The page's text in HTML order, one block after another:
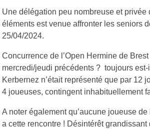
Une délégation peu nombreuse et privée
éléments est venue affronter les seniors
25/04/2024.
Concurrence de l’Open Hermine de
mercredi/jeudi précédents ? toujours
Kerbernez n’était représenté que par 12
4 joueuses, contingent inhabituellement
A noter également qu’aucune joueuse de
a cette rencontre ! Désintérêt